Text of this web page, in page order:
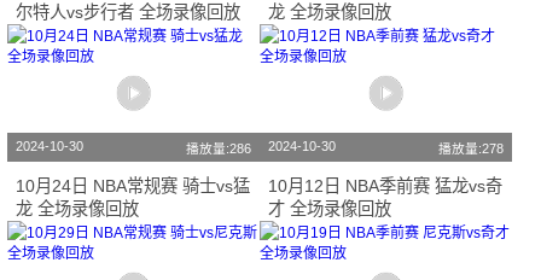
尔特人vs步行者 全场录像回放
龙 全场录像回放
2024-10-30 播放量:286
10月24日 NBA常规赛 骑士vs猛
龙 全场录像回放
2024-10-30 播放量:278
10月12日 NBA季前赛 猛龙vs奇
才 全场录像回放